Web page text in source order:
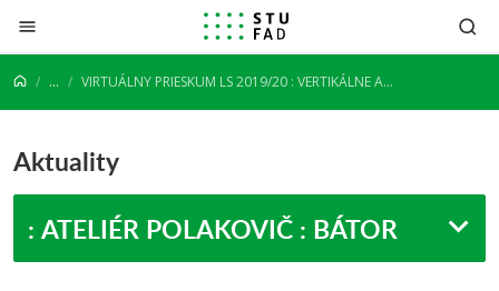
Prejsť na obsah
... VIRTUÁLNY PRIESKUM LS 2019/20 : VERTIKÁLNE ATELIÉRY
Aktuality
: ATELIÉR POLAKOVIČ : BÁTOR